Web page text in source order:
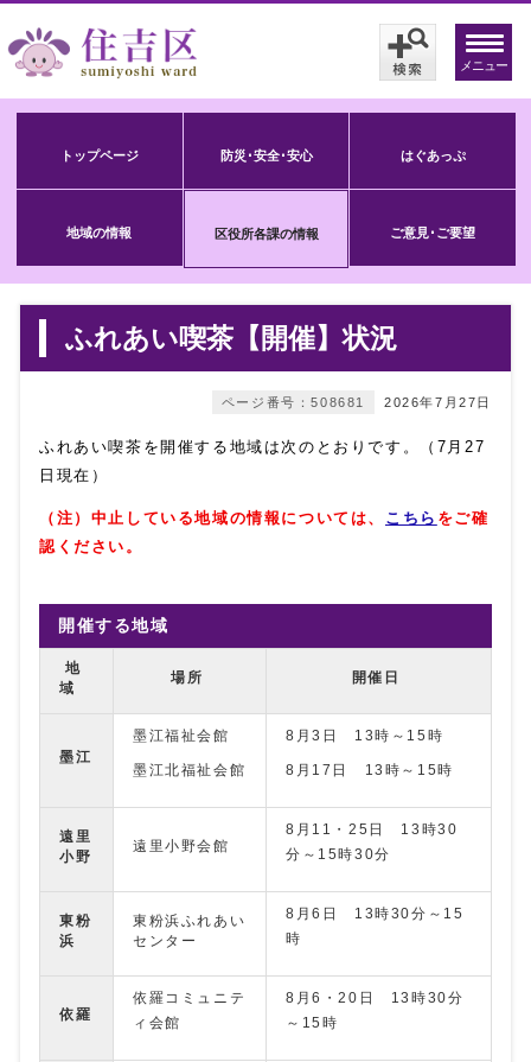
メニュー
トップページ 防災･安全･安心 はぐあっぷ
地域の情報 区役所各課の情報 ご意見･ご要望
ふれあい喫茶【開催】状況
2026年7月27日
ページ番号：508681
ふれあい喫茶を開催する地域は次のとおりです。（7月27
日現在）
（注）中止している地域の情報については、 こちら をご確
認ください。
開催する地域
地
域
場所 開催日
墨江
墨江福祉会館
墨江北福祉会館
8月3日 13時～15時
8月17日 13時～15時
遠里
小野
遠里小野会館
8月11・25日 13時30
分～15時30分
東粉
浜
東粉浜ふれあい
センター
8月6日 13時30分～15
時
依羅
依羅コミュニテ
ィ会館
8月6・20日 13時30分
～15時